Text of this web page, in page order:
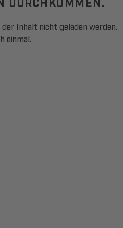
Inhalt nicht geladen werden.
einmal.